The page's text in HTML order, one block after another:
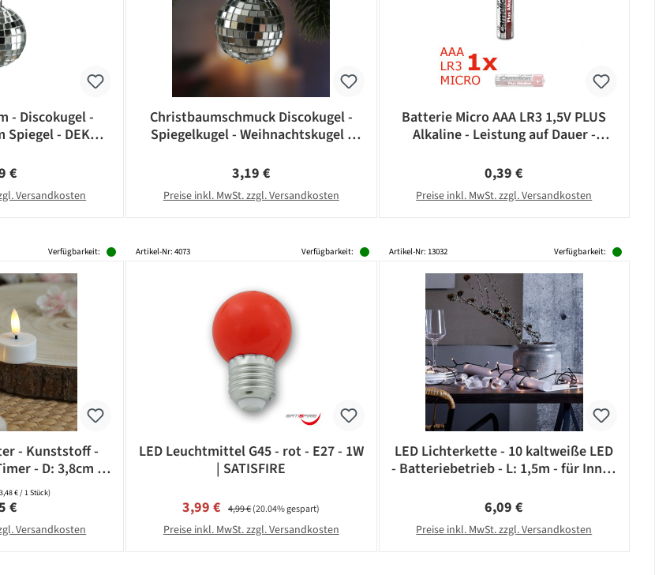
- Discokugel -
Spiegel - DEKO
Preis:
€
Versandkosten
Christbaumschmuck Discokugel -
Spiegelkugel - Weihnachtskugel -
Regulärer Preis:
3,19 €
Preise inkl. MwSt. zzgl. Versandkosten
Batterie Micro AAA LR3 1,5V PLUS
Alkaline - Leistung auf Dauer -
Regulärer Preis:
0,39 €
Preise inkl. MwSt. zzgl. Versandkosten
Verfügbarkeit:
- Kunststoff -
- D: 3,8cm -
Stück
€ / 1 Stück)
Preis:
€
Versandkosten
Artikel-Nr: 4073 Verfügbarkeit:
LED Leuchtmittel G45 - rot - E27 - 1W
| SATISFIRE
Verkaufspreis:
3,99 € Regulärer Preis:
4,99 €(20.04% gespart)
Preise inkl. MwSt. zzgl. Versandkosten
Artikel-Nr: 13032 Verfügbarkeit:
LED Lichterkette - 10 kaltweiße LED
- Batteriebetrieb - L: 1,5m - für Innen
Regulärer Preis:
6,09 €
Preise inkl. MwSt. zzgl. Versandkosten